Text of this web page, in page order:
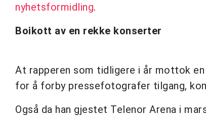
nyhetsformidling.
Boikott av en rekke konserter
At rapperen som tidligere i år mottok
for å forby pressefotografer tilgang,
Også da han gjestet Telenor Arena i